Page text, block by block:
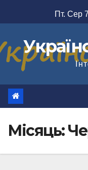
до
Пт. Сер
Місяць: